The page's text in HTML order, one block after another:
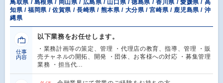
鳥取県 / 島根県 / 岡山県 / 広島県 / 山口県 / 徳島県 / 香川県 / 愛媛県 / 高
知県 / 福岡県 / 佐賀県 / 長崎県 / 熊本県 / 大分県 / 宮崎県 / 鹿児島県 / 沖
縄県
仕事
内容
以下業務をお任せします。
・業務計画等の策定、管理 ・代理店の教育、指導、管理 ・販
売チャネルの開拓、開発 ・団体、お客様への対応 ・募集管理
業務 ・担当代…